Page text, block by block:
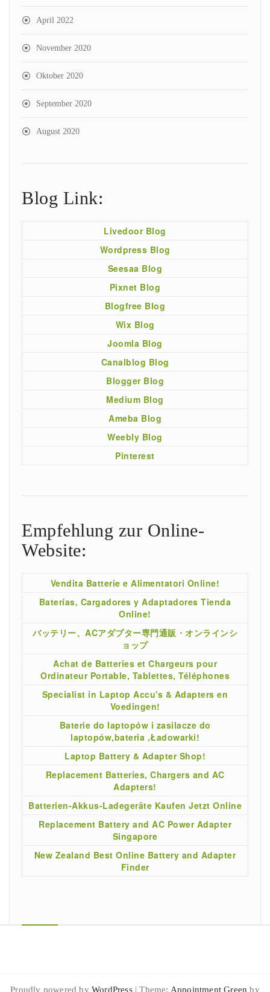
April 2022
November 2020
Oktober 2020
September 2020
August 2020
Blog Link:
Livedoor Blog
Wordpress Blog
Seesaa Blog
Pixnet Blog
Blogfree Blog
Wix Blog
Joomla Blog
Canalblog Blog
Blogger Blog
Medium Blog
Ameba Blog
Weebly Blog
Pinterest
Empfehlung zur Online-
Website:
Vendita Batterie e Alimentatori Online!
Baterías, Cargadores y Adaptadores Tienda
Online!
バッテリー、ACアダプター専門通販・オンラインシ
ョップ
Achat de Batteries et Chargeurs pour
Ordinateur Portable, Tablettes, Téléphones
Specialist in Laptop Accu's & Adapters en
Voedingen!
Baterie do laptopów i zasilacze do
laptopów,bateria ,Ładowarki!
Laptop Battery & Adapter Shop!
Replacement Batteries, Chargers and AC
Adapters!
Batterien-Akkus-Ladegeräte Kaufen Jetzt Online
Replacement Battery and AC Power Adapter
Singapore
New Zealand Best Online Battery and Adapter
Finder
Proudly powered by WordPress| Theme: Appointment Green by